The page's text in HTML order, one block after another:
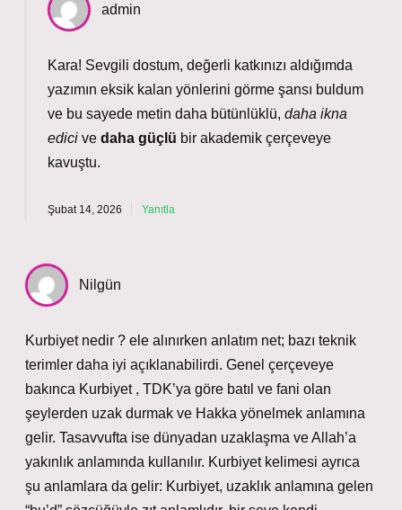
admin
Kara! Sevgili dostum, değerli katkınızı aldığımda
yazımın eksik kalan yönlerini görme şansı buldum
ve bu sayede metin daha bütünlüklü, daha ikna
edici ve daha güçlü bir akademik çerçeveye
kavuştu.
Şubat 14, 2026 Yanıtla
Nilgün
Kurbiyet nedir ? ele alınırken anlatım net; bazı teknik
terimler daha iyi açıklanabilirdi. Genel çerçeveye
bakınca Kurbiyet , TDK’ya göre batıl ve fani olan
şeylerden uzak durmak ve Hakka yönelmek anlamına
gelir. Tasavvufta ise dünyadan uzaklaşma ve Allah’a
yakınlık anlamında kullanılır. Kurbiyet kelimesi ayrıca
şu anlamlara da gelir: Kurbiyet, uzaklık anlamına gelen